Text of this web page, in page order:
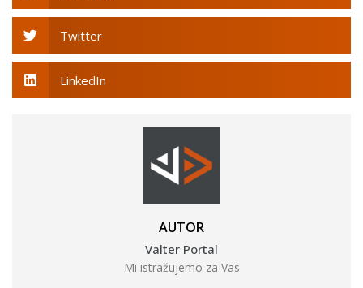
Twitter
LinkedIn
AUTOR
Valter Portal
Mi istražujemo za Vas